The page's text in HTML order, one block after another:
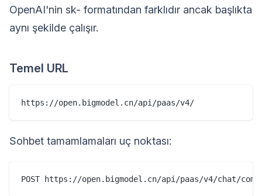
OpenAI'nin sk- formatından farklıdır ancak başlıkta
aynı şekilde çalışır.
Temel URL
Sohbet tamamlamaları uç noktası: